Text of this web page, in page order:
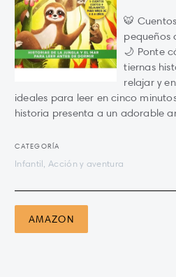
🐯
pequeños
🌙 Ponte
tiernas
relajar y
ideales para leer en cinco
historia presenta a un adorable
CATEGORÍA
Infantil, Acción y aventura
AMAZON